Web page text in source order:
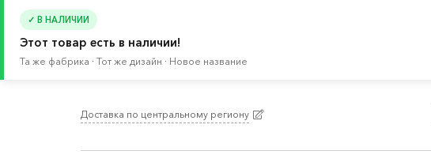
✓ В НАЛИЧИИ
Этот товар есть в наличии!
Та же фабрика · Тот же дизайн · Новое название
Доставка по центральному региону